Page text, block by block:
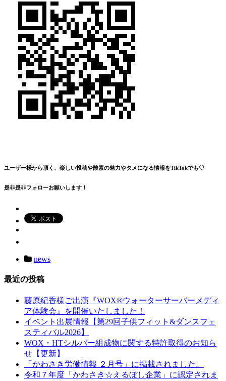
ユーザー様から頂く、楽しい投稿や酸素の魅力やタメになる情報をTikTokでも♡
是非是非フォローお願いします！
news
最近の投稿
藤原紀香様ご出演『WOX®ウォーターサーバーメディ
ア体験会』を開催いたしました！
イベント出展情報【第29回子供フィット&ダンスフェ
スティバル2026】
WOX・HTシルバー組成物に関する特許取得のお知ら
せ【更新】
「かわさき労働情報 ２月号」に掲載されました。
令和７年度「かわさき☆えるぼし企業」に認定されま